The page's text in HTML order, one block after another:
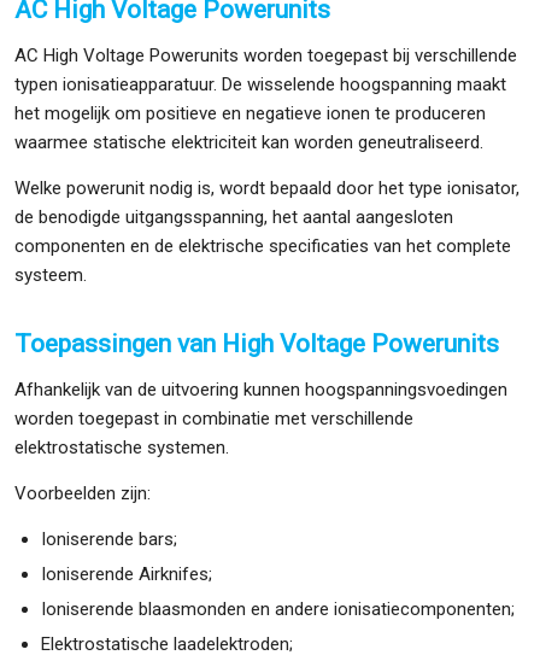
AC High Voltage Powerunits
AC High Voltage Powerunits worden toegepast bij verschillende
typen ionisatieapparatuur. De wisselende hoogspanning maakt
het mogelijk om positieve en negatieve ionen te produceren
waarmee statische elektriciteit kan worden geneutraliseerd.
Welke powerunit nodig is, wordt bepaald door het type ionisator,
de benodigde uitgangsspanning, het aantal aangesloten
componenten en de elektrische specificaties van het complete
systeem.
Toepassingen van High Voltage Powerunits
Afhankelijk van de uitvoering kunnen hoogspanningsvoedingen
worden toegepast in combinatie met verschillende
elektrostatische systemen.
Voorbeelden zijn:
Ioniserende bars;
Ioniserende Airknifes;
Ioniserende blaasmonden en andere ionisatiecomponenten;
Elektrostatische laadelektroden;